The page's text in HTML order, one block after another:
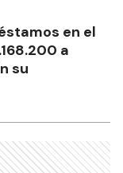
en el
a
su